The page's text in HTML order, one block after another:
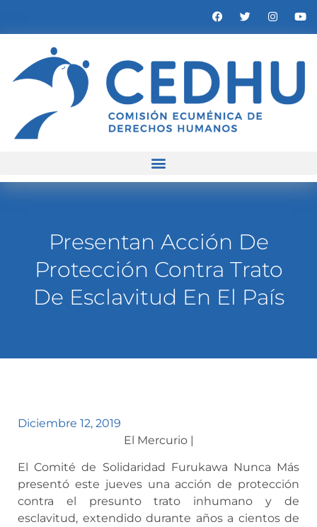
Presentan Acción De
Protección Contra Trato
De Esclavitud En El País
Diciembre 12, 2019
El Mercurio |
El Comité de Solidaridad Furukawa Nunca Más
presentó este jueves una acción de protección
contra el presunto trato inhumano y de
esclavitud, extendido durante años a cientos de